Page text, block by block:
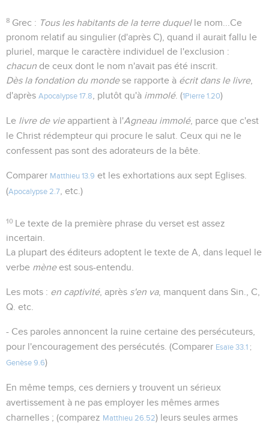
8 Grec : Tous les habitants de la terre duquelle nom...Ce
pronom relatif au singulier (d'après C), quand il aurait fallu le
pluriel, marque le caractère individuel de l'exclusion :
chacun de ceux dont le nom n'avait pas été inscrit.
Dès la fondation du mondese rapporte à écrit dans le livre,
d'après Apocalypse 17.8 , plutôt qu'à immolé. (1Pierre 1.20)
Le livre de vieappartient à l'Agneau immolé, parce que c'est
le Christ rédempteur qui procure le salut. Ceux qui ne le
confessent pas sont des adorateurs de la bête.
Comparer Matthieu 13.9 et les exhortations aux sept Eglises.
(Apocalypse 2.7 , etc.)
10 Le texte de la première phrase du verset est assez
incertain.
La plupart des éditeurs adoptent le texte de A, dans lequel le
verbe mèneest sous-entendu.
Les mots : en captivité, après s'en va, manquent dans Sin., C,
Q. etc.
- Ces paroles annoncent la ruine certaine des persécuteurs,
pour l'encouragement des persécutés. (Comparer Esaïe 33.1 ;
Genèse 9.6)
En même temps, ces derniers y trouvent un sérieux
avertissement à ne pas employer les mêmes armes
charnelles ; (comparez Matthieu 26.52) leurs seules armes